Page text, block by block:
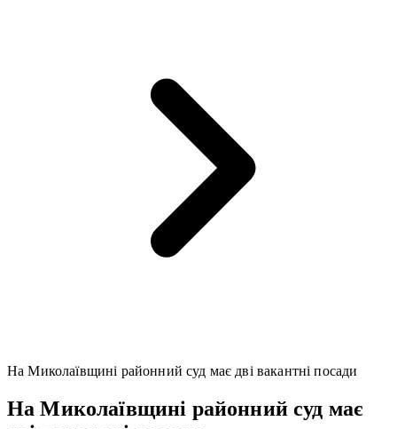
На Миколаївщині районний суд має дві вакантні посади
На Миколаївщині районний суд має